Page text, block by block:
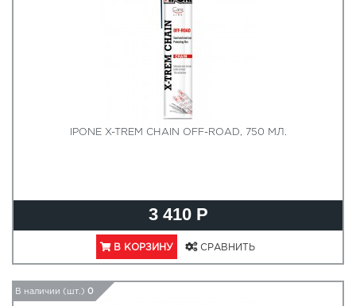
IPONE X-TREM CHAIN OFF-ROAD, 750 МЛ.
3 410 Р
В КОРЗИНУ СРАВНИТЬ
В наличии (шт.) 0